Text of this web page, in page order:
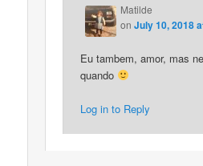
Matilde
onJuly 10, 2018
Eu tambem, amor, mas
quando
Log in to Reply